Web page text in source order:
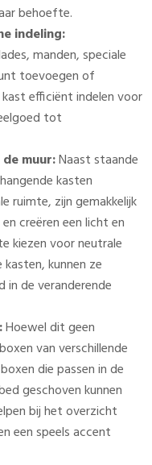
behoefte.
indeling:
manden, speciale
toevoegen of
efficiënt indelen voor
tot
muur:Naast staande
kasten
ruimte, zijn gemakkelijk
creëren een licht en
kiezen voor neutrale
kunnen ze
de veranderende
Hoewel dit geen
van verschillende
die passen in de
geschoven kunnen
bij het overzicht
een speels accent